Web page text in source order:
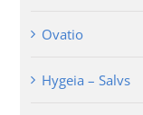
Ovatio
Hygeia – Salvs